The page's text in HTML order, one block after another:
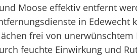
Moose effektiv entfernt
in Edewecht
frei von unerwünschtem
feuchte Einwirkung und